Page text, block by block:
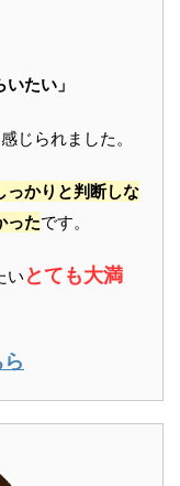
たい」
じられました。
っかりと判断しな
ったです。
い とても大満